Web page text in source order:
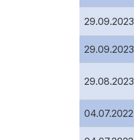
29.09.2023
29.09.2023
29.08.2023
04.07.2022